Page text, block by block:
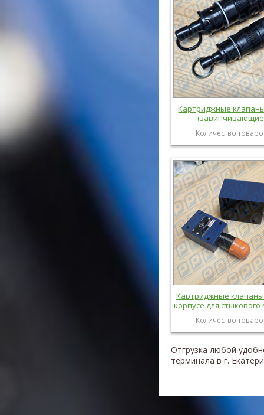
Картриджные клапаны
Количество
Картриджные клапаны
корпусе для
Количество
Отгрузка любой
терминала в г.